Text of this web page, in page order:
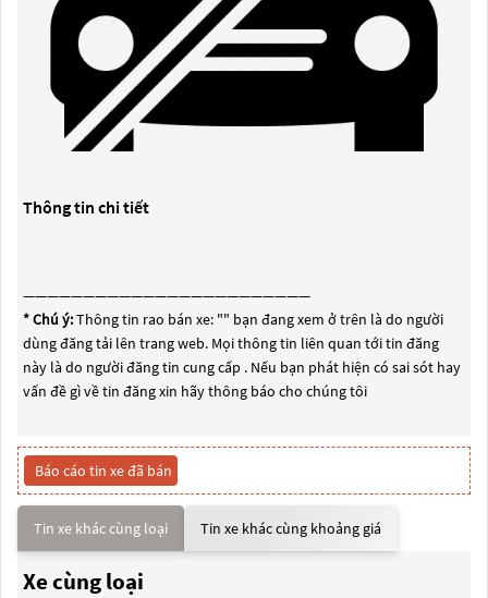
Thông tin chi tiết
————————————————————————
* Chú ý:Thông tin rao bán xe: "" bạn đang xem ở trên là do người
dùng đăng tải lên trang web. Mọi thông tin liên quan tới tin đăng
này là do người đăng tin cung cấp . Nếu bạn phát hiện có sai sót hay
vấn đề gì về tin đăng xin hãy thông báo cho chúng tôi
Báo cáo tin xe đã bán
Tin xe khác cùng loại Tin xe khác cùng khoảng giá
Xe cùng loại